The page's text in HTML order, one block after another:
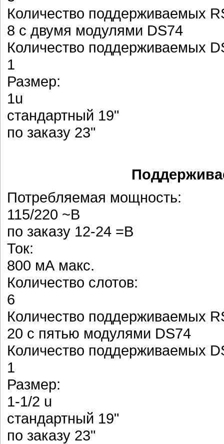
Количество поддерживаемых
8 с двумя модулями DS74
Количество поддерживаемых
1
Размер:
1u
стандартный 19"
по заказу 23"
Потребляемая мощность:
115/220 ~В
по заказу 12-24 =В
Ток:
800 мА макс.
Количество слотов:
6
Количество поддерживаемых
20 с пятью модулями DS74
Количество поддерживаемых
1
Размер:
1-1/2 u
стандартный 19"
по заказу 23"